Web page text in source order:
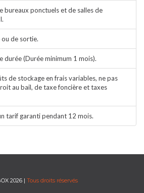
bureaux ponctuels et de salles de
ou de sortie.
durée (Durée minimum 1 mois).
de stockage en frais variables, ne pas
au bail, de taxe foncière et taxes
tarif garanti pendant 12 mois.
2026 | Tous droits réservés